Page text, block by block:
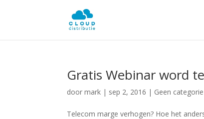
Gratis Webinar word
doormark | sep 2, 2016 | Geen categorie
Telecom marge verhogen? Hoe het